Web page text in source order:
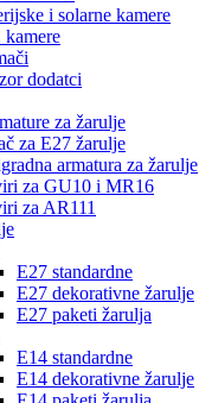
i solarne kamere
kamere
dodatci
za žarulje
za E27 žarulje
armatura za žarulje
za GU10 i MR16
za AR111
E27 standardne
E27 dekorativne žarulje
E27 paketi žarulja
E14 standardne
E14 dekorativne žarulje